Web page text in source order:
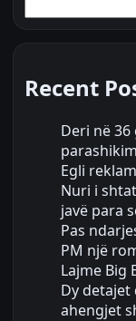
Recent
Deri në 36
Egli
Nuri i
javë para
Pas
PM një
Lajme Big
Dy detajet
ahengjet